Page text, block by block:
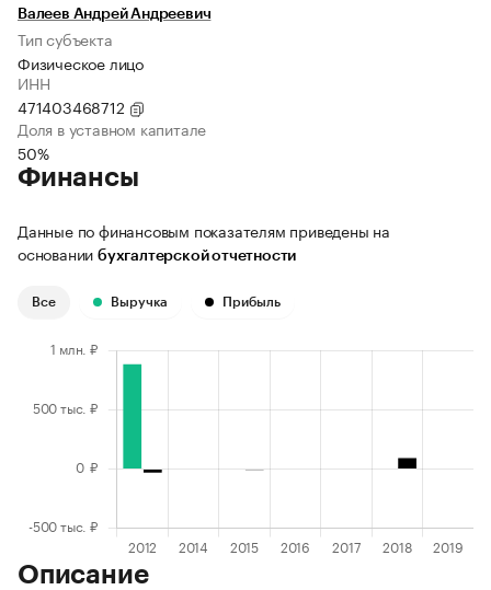
Валеев Андрей Андреевич
Тип субъекта
Физическое лицо
ИНН
471403468712
Доля в уставном капитале
50%
Финансы
Данные по финансовым показателям приведены на
основании бухгалтерской отчетности
Все Выручка Прибыль
Описание